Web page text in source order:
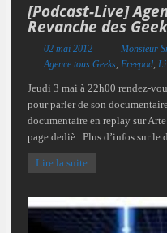
[Podcast-Live]
Revanche des
02 mai 2012 Monsieur
Agence tous Geeks, Freepod,
Jeudi 3 mai à 22h00 rendez-
pour parler de son
documentaire en replay sur
page dediè. Plus d’infos sur le
Lire la suite